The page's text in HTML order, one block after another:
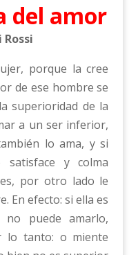
del amor
porque la cree
de ese hombre se
superioridad de la
a un ser inferior,
lo ama, y si
y colma
por otro lado le
En efecto: si ella es
puede amarlo,
lo tanto: o miente